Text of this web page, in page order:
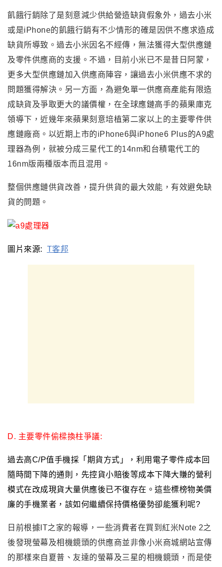
飢餓行銷除了是刻意減少供給營造缺貨假象外，過去小米
或是iPhone的飢餓行銷有不少情形的確是因供不應求造成
缺貨所導致。 過去小米因名不經傳 ， 無法獲得大型供應鏈
及零件供應商的支援。不過 ， 目前小米已不是昔日阿蒙 ，
更多大型供應鏈加入供應商陣容 ， 讓過去小米供應不求的
問題獲得解決。 另一方面 ， 為避免單一供應商產能有限造
成缺貨及爭取更大的議價權 ， 在全球應鏈高手的蘋果庫克
領導下 ， 近幾年來蘋果刻意培植第二家以上的主要零件供
應鏈廠商。以近期上市的iPhone6與iPhone6 Plus的A9處
理器為例 ， 就被分成三星代工的14nm和台積電代工的
16nm版兩種版本而且混用。
整個供應鏈供貨改善 ， 提升供貨的最大效能 ，有效避免缺
貨的問題 。
圖片來源: T客邦
D. 主要零件偷樑換柱爭議:
過去高C/P值手機採 「 期貨方式 」 ， 利用電子零件成本回
隨時間下降的通則
， 先控貨小賠後等成本下降大賺的營利
模式在改成現貨大量供應後已不復存在 。這些標榜物美價
廉的手機業者 ， 該如何繼續保持價格優勢卻能獲利呢?
日前根據IT之家的報導，一些消費者在買到紅米Note 2之
後發現螢幕及相機鏡頭的供應商並非像小米商城網站宣傳
的那樣來自夏普 、 友達的螢幕及三星的相機鏡頭，而是使